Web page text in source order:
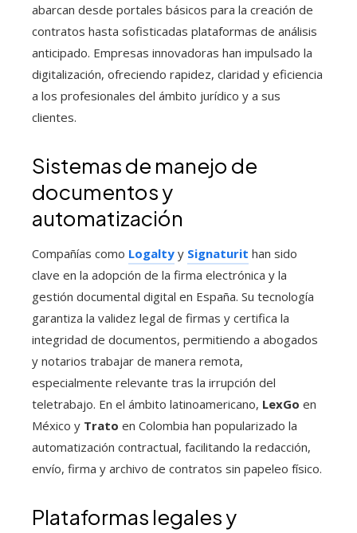
abarcan desde portales básicos para la creación de
contratos hasta sofisticadas plataformas de análisis
anticipado. Empresas innovadoras han impulsado la
digitalización, ofreciendo rapidez, claridad y eficiencia
a los profesionales del ámbito jurídico y a sus
clientes.
Sistemas de manejo de
documentos y
automatización
Compañías como Logalty y Signaturit han sido
clave en la adopción de la firma electrónica y la
gestión documental digital en España. Su tecnología
garantiza la validez legal de firmas y certifica la
integridad de documentos, permitiendo a abogados
y notarios trabajar de manera remota,
especialmente relevante tras la irrupción del
teletrabajo. En el ámbito latinoamericano, LexGo en
México y Trato en Colombia han popularizado la
automatización contractual, facilitando la redacción,
envío, firma y archivo de contratos sin papeleo físico.
Plataformas legales y